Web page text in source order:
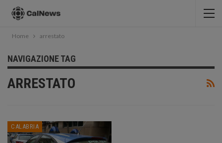
Home arrestato
NAVIGAZIONE TAG
ARRESTATO
CALABRIA